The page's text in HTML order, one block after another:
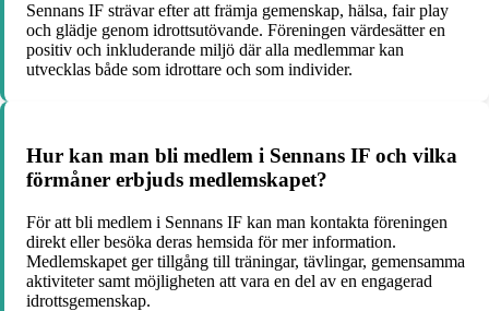
Sennans IF strävar efter att främja gemenskap, hälsa, fair play
och glädje genom idrottsutövande. Föreningen värdesätter en
positiv och inkluderande miljö där alla medlemmar kan
utvecklas både som idrottare och som individer.
Hur kan man bli medlem i Sennans IF och vilka
förmåner erbjuds medlemskapet?
För att bli medlem i Sennans IF kan man kontakta föreningen
direkt eller besöka deras hemsida för mer information.
Medlemskapet ger tillgång till träningar, tävlingar, gemensamma
aktiviteter samt möjligheten att vara en del av en engagerad
idrottsgemenskap.